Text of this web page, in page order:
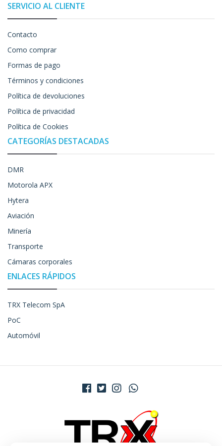
SERVICIO AL CLIENTE
Contacto
Como comprar
Formas de pago
Términos y condiciones
Política de devoluciones
Política de privacidad
Política de Cookies
CATEGORÍAS DESTACADAS
DMR
Motorola APX
Hytera
Aviación
Minería
Transporte
Cámaras corporales
ENLACES RÁPIDOS
TRX Telecom SpA
PoC
Automóvil